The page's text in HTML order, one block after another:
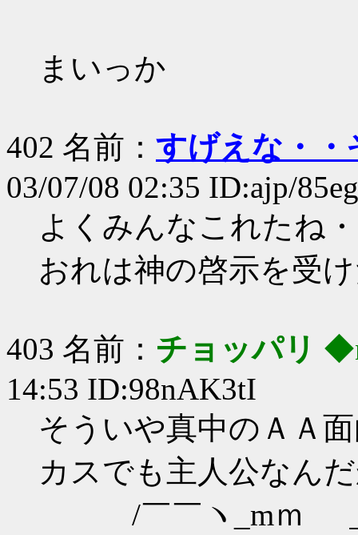
まいっか
402 名前： すげえな・・
03/07/08 02:35 ID:ajp/85eg
よくみんなこれたね
おれは神の啓示を受
403 名前： チョッパリ
14:53 ID:98nAK3tI
そういや真中のＡＡ
カスでも主人公なん
/￣￣ヽ_mｍ